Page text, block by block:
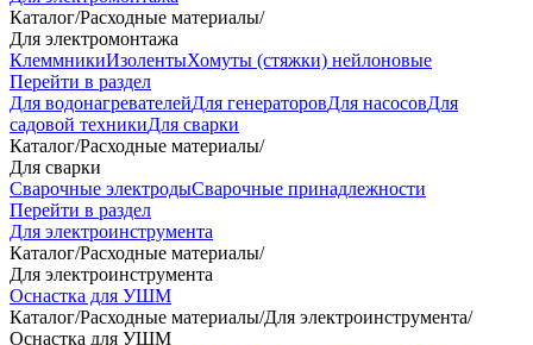
Каталог/Расходные материалы/
Для электромонтажа
КлеммникиИзолентыХомуты (стяжки) нейлоновые
Перейти в раздел
Для водонагревателейДля генераторовДля насосовДля
садовой техникиДля сварки
Каталог/Расходные материалы/
Для сварки
Сварочные электродыСварочные принадлежности
Перейти в раздел
Для электроинструмента
Каталог/Расходные материалы/
Для электроинструмента
Оснастка для УШМ
Каталог/Расходные материалы/Для электроинструмента/
Оснастка для УШМ